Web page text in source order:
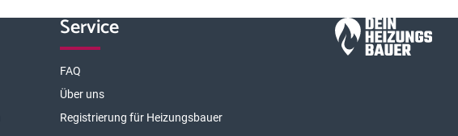
Service
FAQ
Über uns
Registrierung für Heizungsbauer